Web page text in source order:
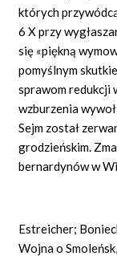
których przywódcą
6 X przy
się «piękną
pomyślnym
sprawom redukcji
wzburzenia
Sejm został
grodzieńskim.
bernardynów w
Estreicher;
Wojna o